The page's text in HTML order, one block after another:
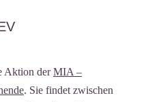
Aktion derMIA –
. Sie findet zwischen